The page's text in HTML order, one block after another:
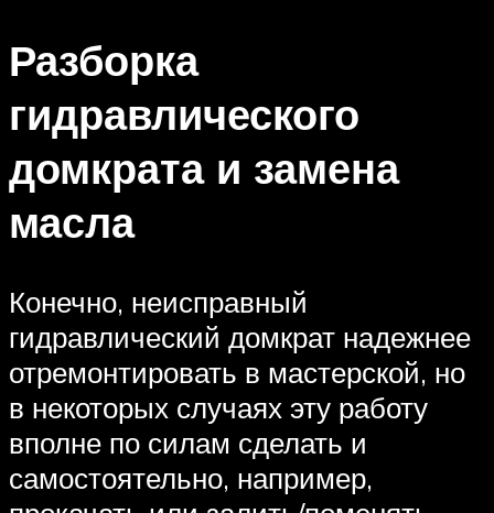
Разборка
гидравлического
домкрата и замена
масла
Конечно, неисправный
гидравлический домкрат надежнее
отремонтировать в мастерской, но
в некоторых случаях эту работу
вполне по силам сделать и
самостоятельно, например,